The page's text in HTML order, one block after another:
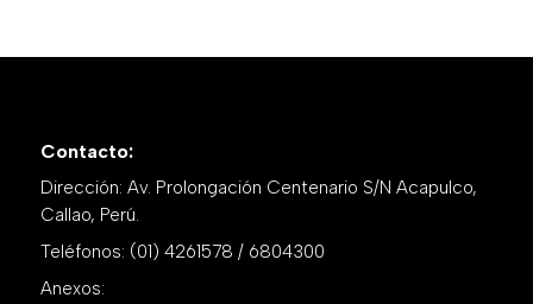
Contacto:
Dirección: Av. Prolongación Centenario S/N Acapulco,
Callao, Perú.
Teléfonos: (01) 4261578 / 6804300
Anexos: